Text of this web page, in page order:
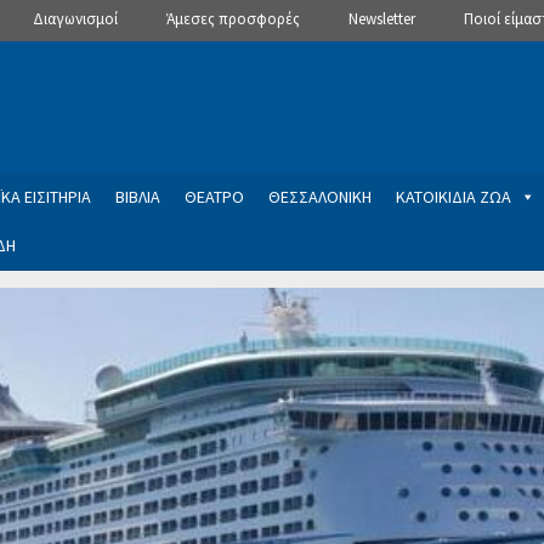
Διαγωνισμοί Άμεσες προσφορές Newsletter Ποιοί
ΕΙΣΙΤΗΡΙΑ ΒΙΒΛΙΑ ΘΕΑΤΡΟ ΘΕΣΣΑΛΟΝΙΚΗ ΚΑΤΟΙΚΙΔΙΑ ΖΩΑ
Newsletter
εγγραφής στο Newsletter του Dealistas.grΕπικοινωνία